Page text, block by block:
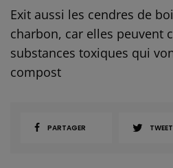
Exit aussi les cendres de
charbon, car elles peuvent
substances toxiques qui
compost
PARTAGER TWEET